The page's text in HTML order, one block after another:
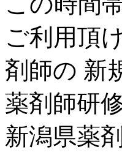
ご利用頂
剤師の 新
薬剤師研
新潟県薬